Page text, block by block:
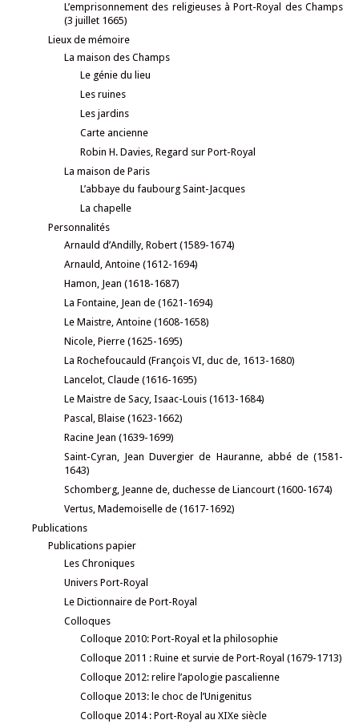
L’emprisonnement des religieuses à Port-Royal des Champs
(3 juillet 1665)
Lieux de mémoire
La maison des Champs
Le génie du lieu
Les ruines
Les jardins
Carte ancienne
Robin H. Davies, Regard sur Port-Royal
La maison de Paris
L’abbaye du faubourg Saint-Jacques
La chapelle
Personnalités
Arnauld d’Andilly, Robert (1589-1674)
Arnauld, Antoine (1612-1694)
Hamon, Jean (1618-1687)
La Fontaine, Jean de (1621-1694)
Le Maistre, Antoine (1608-1658)
Nicole, Pierre (1625-1695)
La Rochefoucauld (François VI, duc de, 1613-1680)
Lancelot, Claude (1616-1695)
Le Maistre de Sacy, Isaac-Louis (1613-1684)
Pascal, Blaise (1623-1662)
Racine Jean (1639-1699)
Saint-Cyran, Jean Duvergier de Hauranne, abbé de (1581-
1643)
Schomberg, Jeanne de, duchesse de Liancourt (1600-1674)
Vertus, Mademoiselle de (1617-1692)
Publications
Publications papier
Les Chroniques
Univers Port-Royal
Le Dictionnaire de Port-Royal
Colloques
Colloque 2010: Port-Royal et la philosophie
Colloque 2011 : Ruine et survie de Port-Royal (1679-1713)
Colloque 2012: relire l’apologie pascalienne
Colloque 2013: le choc de l’Unigenitus
Colloque 2014 : Port-Royal au XIXe siècle